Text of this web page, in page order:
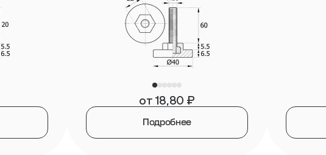
от 18,80 ₽
Подробнее